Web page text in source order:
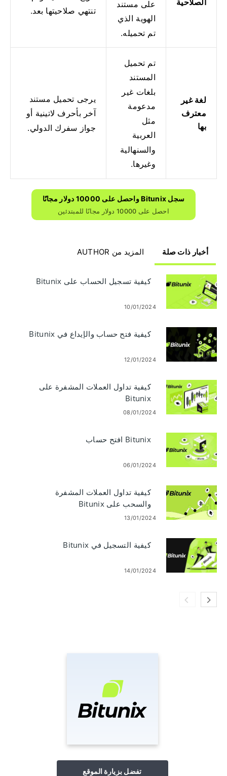
على مستند
الهوية الذي
تم تحميله.
تنتهي صلاحيتها بعد.
لغة غير
معترف
بها
تم تحميل
المستند
بلغات غير
مدعومة
مثل
العربية
والسنهالية
وغيرها.
يرجى تحميل مستند
آخر بأحرف لاتينية أو
جواز سفرك الدولي.
سجل Bitunix واحصل على 10000 دولار مجانًا
احصل على 10000 دولار مجانًا للمبتدئين
المزيد من AUTHOR أخبار ذات صلة
كيفية تسجيل الحساب على Bitunix
10/01/2024
كيفية فتح حساب والإيداع في Bitunix
12/01/2024
كيفية تداول العملات المشفرة على
Bitunix
08/01/2024
Bitunix افتح حساب
06/01/2024
كيفية تداول العملات المشفرة
والسحب على Bitunix
13/01/2024
كيفية التسجيل في Bitunix
14/01/2024
تفضل بزيارة الموقع